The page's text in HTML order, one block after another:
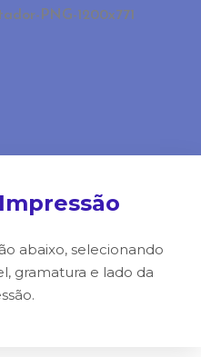
Impressão
abaixo, selecionando
gramatura e lado da